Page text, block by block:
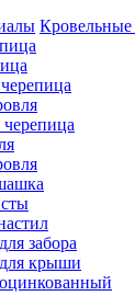
забора
крыши